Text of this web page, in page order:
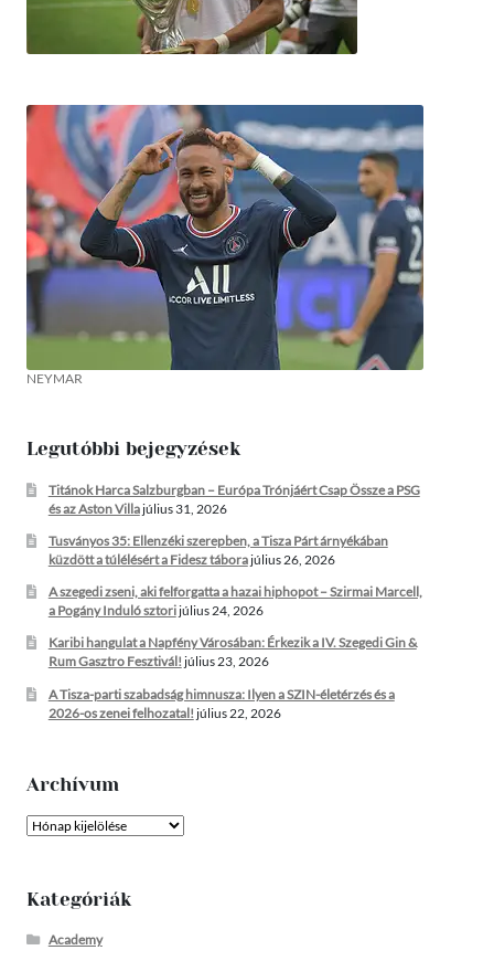
NEYMAR
Legutóbbi bejegyzések
Titánok Harca Salzburgban – Európa Trónjáért Csap Össze a PSG
és az Aston Villajúlius 31, 2026
Tusványos 35: Ellenzéki szerepben, a Tisza Párt árnyékában
küzdött a túlélésért a Fidesz táborajúlius 26, 2026
A szegedi zseni, aki felforgatta a hazai hiphopot – Szirmai Marcell,
a Pogány Induló sztorijúlius 24, 2026
Karibi hangulat a Napfény Városában: Érkezik a IV. Szegedi Gin &
Rum Gasztro Fesztivál! július 23, 2026
A Tisza-parti szabadság himnusza: Ilyen a SZIN-életérzés és a
2026-os zenei felhozatal! július 22, 2026
Archívum
Archívum
Kategóriák
Academy